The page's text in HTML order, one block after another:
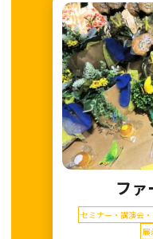
ファ
セミナー・講演会
展